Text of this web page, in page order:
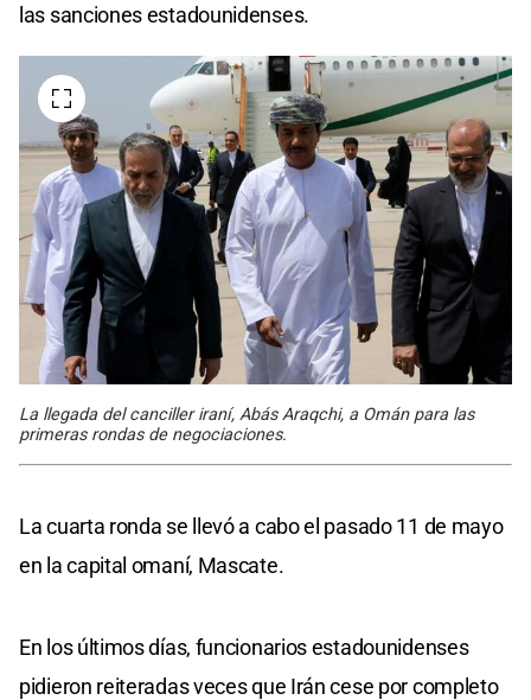
las sanciones estadounidenses.
La llegada del canciller iraní, Abás Araqchi, a Omán para las
primeras rondas de negociaciones.
La cuarta ronda se llevó a cabo el pasado 11 de mayo
en la capital omaní, Mascate.
En los últimos días, funcionarios estadounidenses
pidieron reiteradas veces que Irán cese por completo